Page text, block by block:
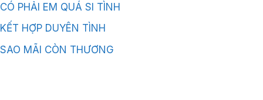
CÓ PHẢI EM QUÁ SI TÌNH
KẾT HỢP DUYÊN TÌNH
SAO MÃI CÒN THƯƠNG